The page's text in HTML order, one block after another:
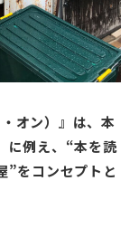
オン）』は、本
に例え、“本を読
”をコンセプトと